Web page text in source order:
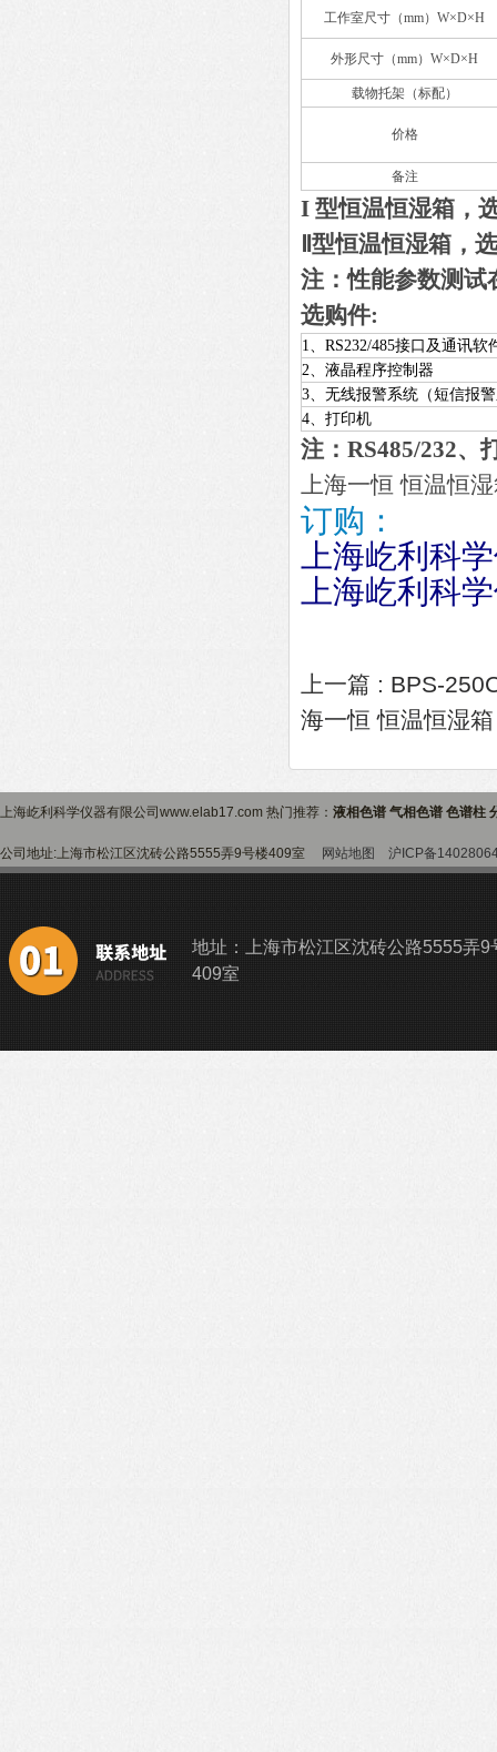
工作室尺寸（mm）W×D×H
外形尺寸（mm）W×D×H
载物托架（标配）
价格
备注
I 型恒温恒湿箱，
Ⅱ型恒温恒湿箱，
注：性能参数测
选购件:
1、RS232/485接口及通讯软
2、液晶程序控制器
3、无线报警系统（短信报
4、打印机
注：RS485/232、
上海一恒 恒温恒
订购：
上海屹利科
上海屹利科
上一篇 : BPS-
海一恒 恒温恒湿
上海屹利科学仪器有限公司www.elab17.com 热门推荐： 液相色谱 气相色谱 色谱柱
公司地址:上海市松江区沈砖公路5555弄9号楼409室 网站地图 沪ICP备
地址：上海市松江区沈砖公路5555弄9
409室